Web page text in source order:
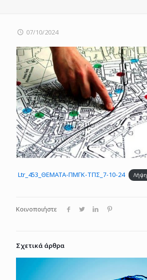
07/10/2024
Ltr_453_ΘΕΜΑΤΑ-ΠΜΓΚ-ΤΠΣ_7-10-24 Λήψη
Κοινοποιήστε
Σχετικά άρθρα